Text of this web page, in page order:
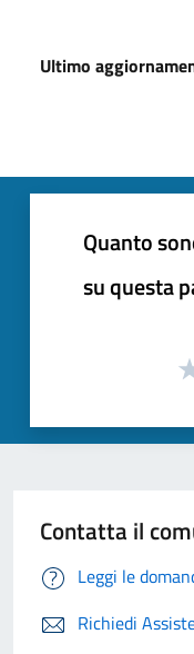
Ultimo
Quanto
su questa
Contatta il
Leggi le
Richiedi